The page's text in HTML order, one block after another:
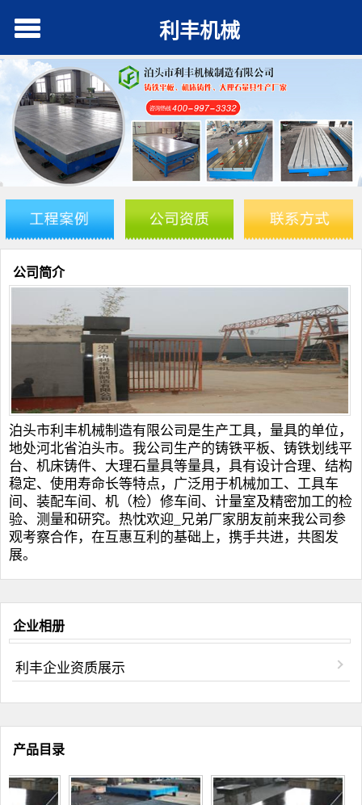
利丰机械
公司简介
泊头市利丰机械制造有限公司是生产工具，量具的单位，
地处河北省泊头市。我公司生产的铸铁平板、 铸铁划线平
台、 机床铸件、 大理石量具等量具，具有设计合理、结构
稳定、使用寿命长等特点，广泛用于机械加工、工具车
间、装配车间、机（检）修车间、计量室及精密加工的检
验、测量和研究。热忱欢迎_兄弟厂家朋友前来我公司参
观考察合作，在互惠互利的基础上，携手共进，共图发
展。
企业相册
利丰企业资质展示
产品目录